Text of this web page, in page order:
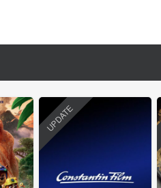
UPDATE